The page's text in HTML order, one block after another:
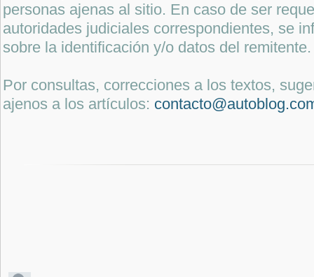
personas ajenas al sitio. En caso de ser
autoridades judiciales correspondientes, se
sobre la identificación y/o datos del remitente.
Por consultas, correcciones a los textos,
ajenos a los artículos: